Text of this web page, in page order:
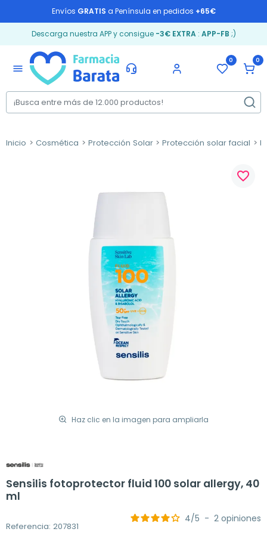
Envíos GRATIS a Península en pedidos +65€
Descarga nuestra APP y consigue -3€ EXTRA: APP-FB ;)
menu
0 0
Inicio Cosmética Protección Solar Protección solar facial
Haz clic en la imagen para ampliarla
favorite_border
Sensilis fotoprotector fluid 100 solar allergy, 40
ml
Referencia: 207831
4/5 - 2 opiniones